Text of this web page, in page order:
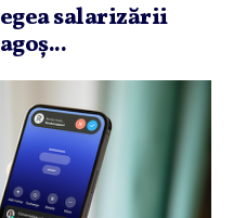
salarizării